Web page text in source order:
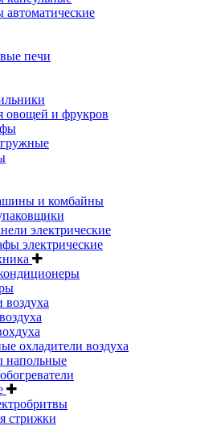
печи
овощей и фрукров
и комбайны
электрические
электрические
воздуха
охладители воздуха
напольные
стрижки